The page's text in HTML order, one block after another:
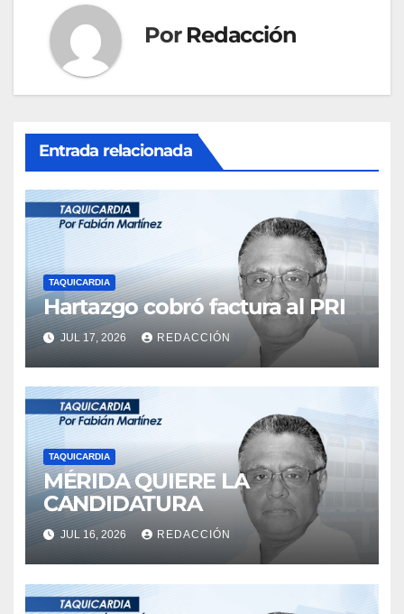
Por Redacción
Entrada relacionada
TAQUICARDIA
Hartazgo cobró factura al PRI
JUL 17, 2026 REDACCIÓN
TAQUICARDIA
MÉRIDA QUIERE LA
CANDIDATURA
JUL 16, 2026 REDACCIÓN